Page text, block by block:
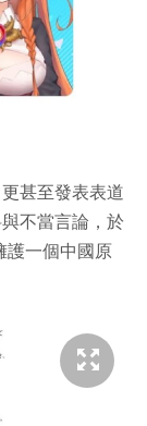
甚至發表表道
不當言論，於
護一個中國原